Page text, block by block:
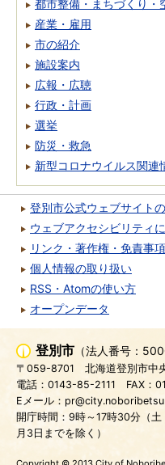
都市整備・まちづくり・
産業・雇用
市の紹介
施設案内
広報・広聴
行政・計画
選挙
防災・救急
新型コロナウイルス関連
登別市公式ウェブサイト
ウェブアクセシビリティ
リンク・著作権・免責事項
個人情報の取り扱い
RSS・Atomの使い方
オープンデータ
登別市 （法人番号：
〒059-8701
北海道登別市中
電話：0143-85-2111
FAX：
Eメール：
開庁時間：9時～17時30分（
月3日までを除く）